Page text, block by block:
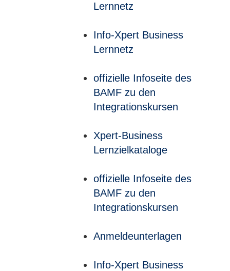
Lernnetz
Info-Xpert Business
Lernnetz
offizielle Infoseite des
BAMF zu den
Integrationskursen
Xpert-Business
Lernzielkataloge
offizielle Infoseite des
BAMF zu den
Integrationskursen
Anmeldeunterlagen
Info-Xpert Business